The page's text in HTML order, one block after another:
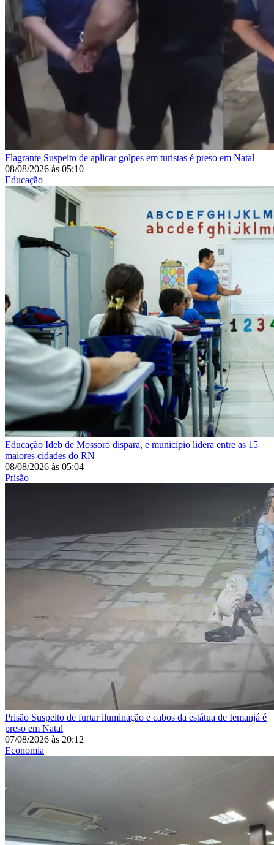
Flagrante Suspeito de aplicar golpes em turistas é preso em Natal
08/08/2026 às 05:10
Educação
Educação Ideb de Mossoró dispara, e município lidera entre as 15
maiores cidades do RN
08/08/2026 às 05:04
Prisão
Prisão Suspeito de furtar iluminação e cabos da estátua de Iemanjá é
preso em Natal
07/08/2026 às 20:12
Economia